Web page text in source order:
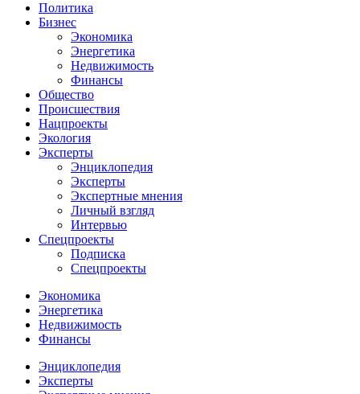
Политика
Бизнес
Экономика
Энергетика
Недвижимость
Финансы
Общество
Происшествия
Нацпроекты
Экология
Эксперты
Энциклопедия
Эксперты
Экспертные мнения
Личный взгляд
Интервью
Спецпроекты
Подписка
Спецпроекты
Экономика
Энергетика
Недвижимость
Финансы
Энциклопедия
Эксперты